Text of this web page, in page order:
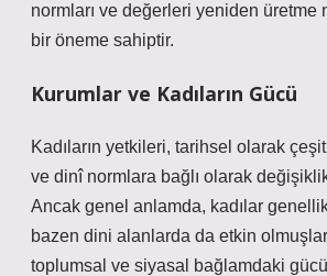
normları ve değerleri yeniden üretme
bir öneme sahiptir.
Kurumlar ve Kadıların Gücü
Kadıların yetkileri, tarihsel olarak
ve dinî normlara bağlı olarak
Ancak genel anlamda, kadılar
bazen dini alanlarda da etkin
toplumsal ve siyasal bağlamdaki